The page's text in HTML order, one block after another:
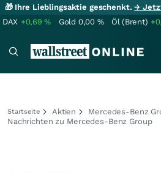
🎁 Ihre Lieblingsaktie geschenkt.→
DAX +0,69% Gold 0,00 % Öl (Brent)
Startseite Aktien
Mercedes-Benz
Nachrichten zu Mercedes-Benz Group